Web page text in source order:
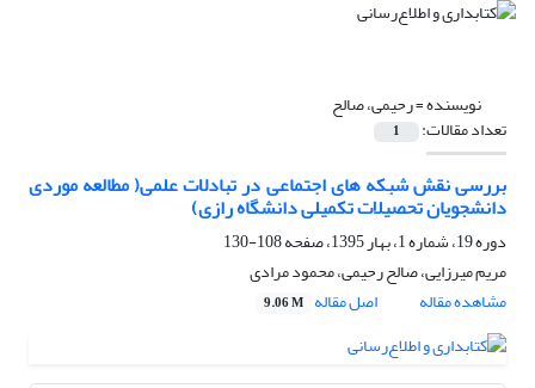
نویسنده =رحیمی، صالح
تعداد مقالات: 1
بررسی نقش شبکه های اجتماعی در تبادلات علمی( مطالعه موردی
دانشجویان تحصیلات تکمیلی دانشگاه رازی)
دوره 19، شماره 1، بهار 1395، صفحه
108-130
مریم میرزایی، صالح رحیمی، محمود مرادی
مشاهده مقاله
اصل مقاله 9.06 M